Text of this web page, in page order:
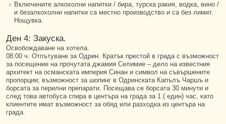
Включените алкохолни напитки / бира, турска ракия, водка, вино /
и безалкохолни напитки са местно производство и са без лимит.
Нощувка.
Ден 4: Закуска.
Освобождаване на хотела.
08:00 ч. Отпътуване за Одрин. Кратък престой в града с възможност
за посещение на прочутата джамия Селимие – дело на известния
архитект на османската империя Синан и символ на съвършените
пропорции; възможност за шопинг в Одринската Капълъ Чаршъ и
борсата за перилни препарати. Посещава се борсата 30 минути и
след това автобуса спира в центъра на града за 1 ( един) час, като
клиентите имат възможност за обяд или разходка из центъра на
града.